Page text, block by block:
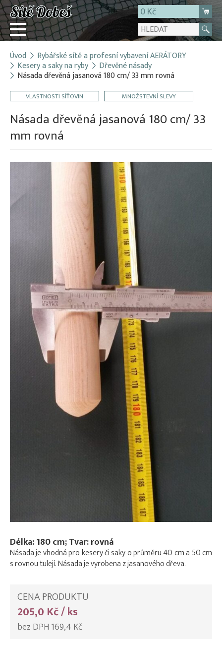
0 Kč
Přihlásit
Registrace
E-shop
O firmě
Kontakt
Úvod Rybářské sítě a profesní vybavení AERÁTORY
Kesery a saky na ryby Dřevěné násady
Násada dřevěná jasanová 180 cm/ 33 mm rovná
VLASTNOSTI SÍŤOVIN MNOŽSTEVNÍ SLEVY
Násada dřevěná jasanová 180 cm/ 33
mm rovná
Délka: 180 cm; Tvar: rovná
Násada je vhodná pro kesery či saky o průměru 40 cm a 50 cm
s rovnou tulejí. Násada je vyrobena z jasanového dřeva.
CENA PRODUKTU
205,0 Kč / ks
bez DPH 169,4 Kč